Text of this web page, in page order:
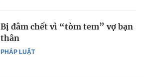
PHÁP LUẬT
Bị đâm chết vì “tòm tem” vợ bạn
thân